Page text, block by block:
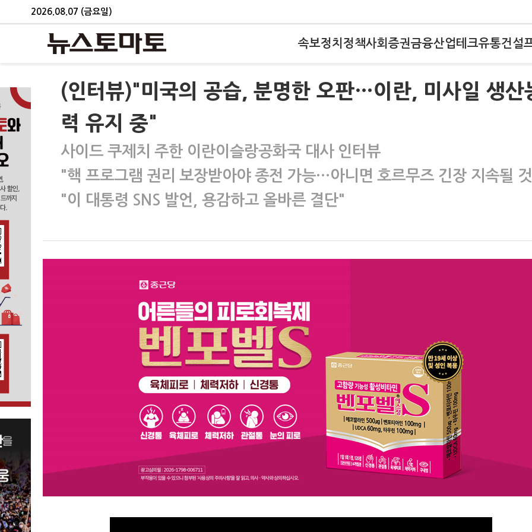
2026.08.07 (금요일)
속보정치 정책사회 증권금융산업테크유통건설
(인터뷰)"미국의 공습, 분명한 오판…이란, 미사일 생산
력 유지 중"
사이드 쿠제치 주한 이란이슬랑공화국 대사 인터뷰
"핵 프로그램 권리 보장받아야 종전 가능…아니면 호르무즈 긴장 지속될
"이 대통령 SNS 발언, 용감하고 올바른 결단"